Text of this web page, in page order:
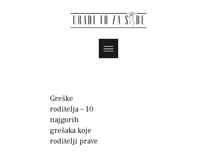
Greške
roditelja – 10
najgorih
grešaka koje
roditelji prave